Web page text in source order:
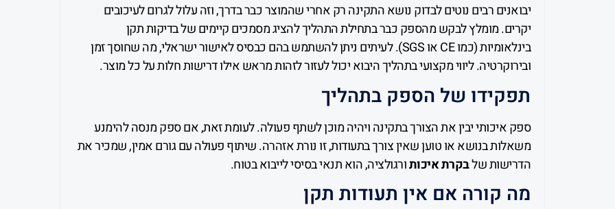
יבואנים רבים נוטים לבדוק נושא התקינה רק אחרי שהמוצר כבר בדרך, וזה עלול לגרום לעיכובים
יקרים. מומלץ לבקש מהספק כבר בתחילת התהליך להציג מסמכים קיימים של בדיקות תקן
בינלאומיות (כמו CE או SGS). לעיתים ניתן להשתמש בהם כבסיס לאישור ישראלי, מה שחוסך זמן
ובירוקרטיה. ליווי מקצועי בתהליך היבוא יכול לעזור לזהות מראש אילו דרישות חלות על כל מוצר.
תפקידו של הספק בתהליך
ספק איכותי יבין את הצורך בתקינה ויהיה מוכן לשתף פעולה. לעומת זאת, אם ספק מנסה להימנע
משאלות בנושא או טוען שאין צורך בתעודות, זו נורת אזהרה. שיתוף פעולה עם גורם אמין, שמכיר את
הדרישות שלבקרת איכותורגולציה, הוא תנאי בסיסי לייבוא בטוח.
מה קורה אם אין תעודות תקן